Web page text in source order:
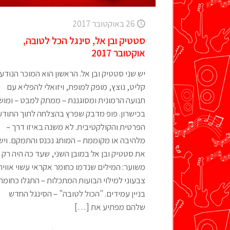
26 באוקטובר 2017
סטטיק ובן אל, סינגל הכל לטובה,
אוקטובר 2017
יש שני סטטיק ובן אל. הראשון הוא המוכר
קליט, נוצץ, מופק למופת, ויזואלי להפליא עם
תנועה הרמונית ומסוגננת – ממתק למבט –
בכישרון. פופ מדבק שפרץ בהצלחה לתוך
הפרטית והקולקטיבית. לא משנה באיזו דרך –
מלהיבה או מקוממת – המותג נכנס והתמקם.
את סטטיק ובן אל במובן השני, שעד כה היה רק
משוער: המילים שנדמו כחומר אקראי עשוי
צבעוני למילוי הבועות המתכלות – התגלו
בניין עמידים. "הכול לטובה" – הסינגל החדש
שלהם מפתיע את[…]